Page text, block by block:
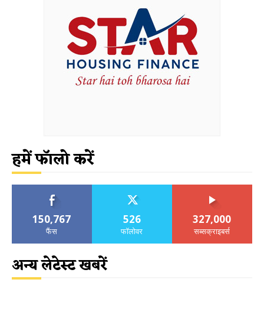
हमें फॉलो करें
150,767
फैंस
526
फॉलोवर
327,000
सब्सक्राइबर्स
अन्य लेटेस्ट खबरें